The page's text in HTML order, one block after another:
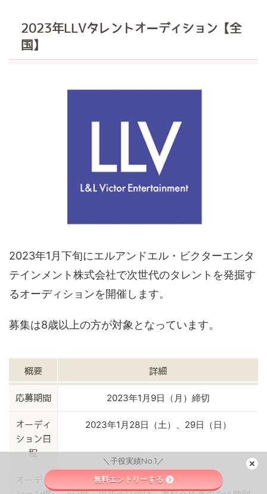
2023年LLVタレントオーディション【全
国】
2023年1月下旬にエルアンドエル・ビクターエンタ
テインメント株式会社で次世代のタレントを発掘す
るオーディションを開催します。
募集は8歳以上の方が対象となっています。
概要 詳細
応募期間 2023年1月9日（月）締切
オーディ
ション日
程
2023年1月28日（土）、29日（日）
オーディ
都内スタジオ
＼子役実績No.1／
無料エントリーする